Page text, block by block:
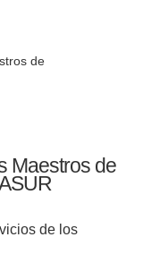
de
Maestros de
de los